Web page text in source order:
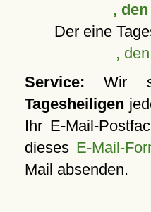
,
Der eine
,
Service: Wir
Tagesheiligen
Ihr E-Mail-
dieses E-Mail-
Mail absenden.